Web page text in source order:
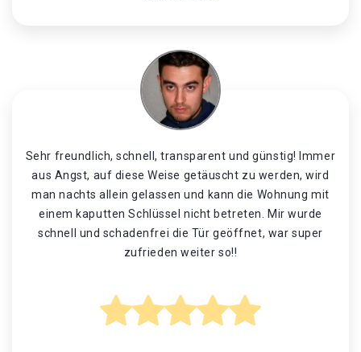
Sehr freundlich, schnell, transparent und günstig! Immer
aus Angst, auf diese Weise getäuscht zu werden, wird
man nachts allein gelassen und kann die Wohnung mit
einem kaputten Schlüssel nicht betreten. Mir wurde
schnell und schadenfrei die Tür geöffnet, war super
zufrieden weiter so!!